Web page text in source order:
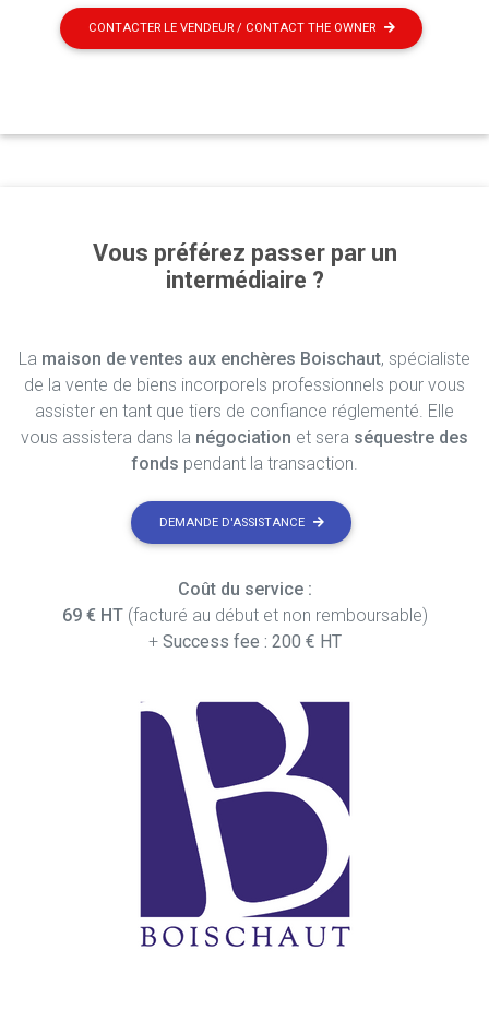
CONTACTER LE VENDEUR / CONTACT THE OWNER
Vous préférez passer par un
intermédiaire ?
La maison de ventes aux enchères Boischaut, spécialiste
de la vente de biens incorporels professionnels pour vous
assister en tant que tiers de confiance réglementé. Elle
vous assistera dans la négociation et sera séquestre des
fonds pendant la transaction.
DEMANDE D'ASSISTANCE
Coût du service :
69 € HT(facturé au début et non remboursable)
+ Success fee : 200 € HT